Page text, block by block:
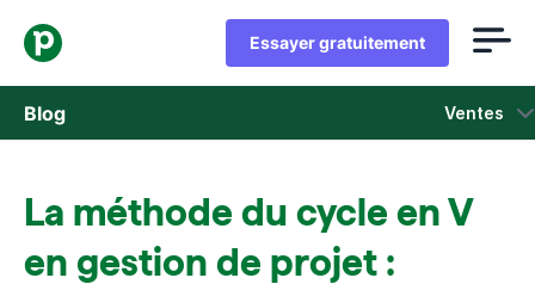
Essayer gratuitement
Blog Ventes
La méthode du cycle en V
en gestion de projet :